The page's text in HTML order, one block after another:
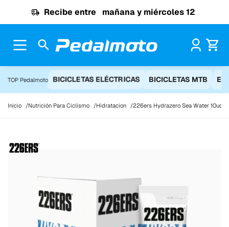
Recibe entre mañana y miércoles 12
TOP Pedalmoto BICICLETAS ELÉCTRICAS BICICLETAS MTB
Inicio Nutrición Para Ciclismo Hidratacion 226ers Hydrazero Sea Water 10ud